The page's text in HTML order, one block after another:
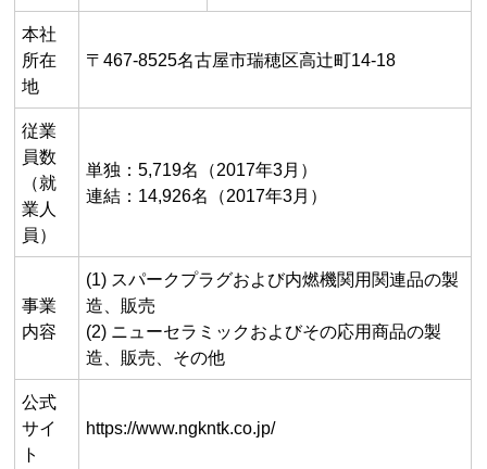
本社
所在
地
〒467-8525名古屋市瑞穂区高辻町14-18
従業
員数
（就
業人
員）
単独：5,719名（2017年3月）
連結：14,926名（2017年3月）
事業
内容
(1) スパークプラグおよび内燃機関用関連品の製
造、販売
(2) ニューセラミックおよびその応用商品の製
造、販売、その他
公式
サイ
ト
https://www.ngkntk.co.jp/